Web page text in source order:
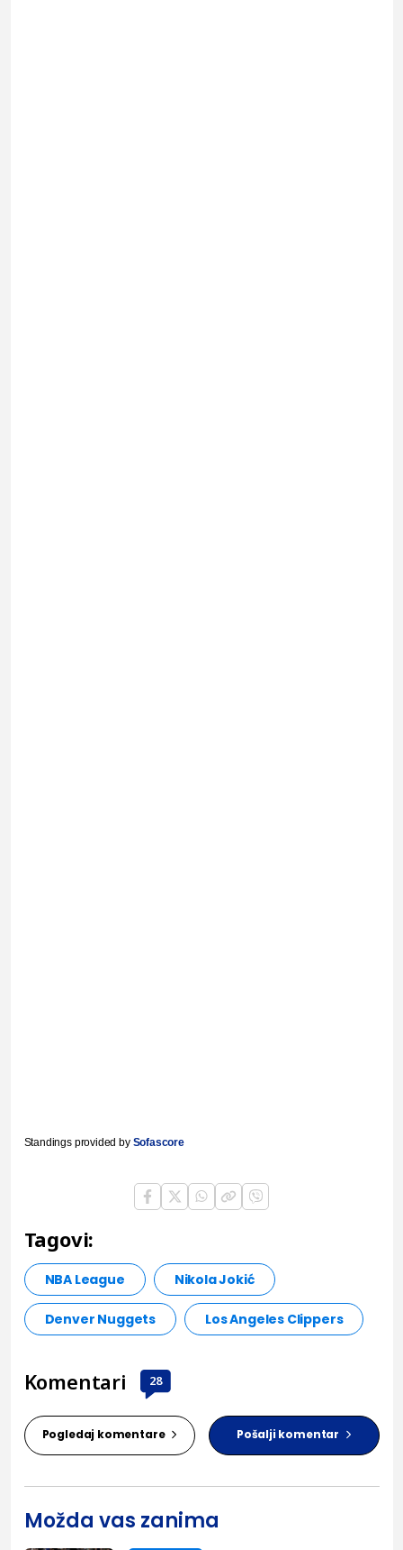
Standings provided by Sofascore
Tagovi:
NBA League Nikola Jokić
Denver Nuggets Los Angeles Clippers
Komentari 28
Pogledaj komentare Pošalji komentar
Možda vas zanima